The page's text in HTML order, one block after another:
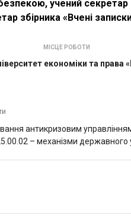
учений секретар
збірника «Вчені
МІСЦЕ РОБОТИ
економіки та права
антикризовим
– механізми державного